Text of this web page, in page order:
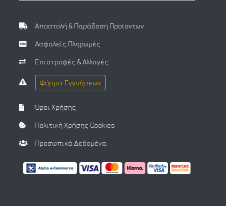
Αποστολή & Παράδοση Προϊοντων
Ασφαλείς Πληρωμές
Επιστροφές & Αλλαγές
Φόρμα Εγγυήσεων
Όροι Χρήσης
Πολιτική Χρήσης Cookies
Προσωπικά Δεδομένα